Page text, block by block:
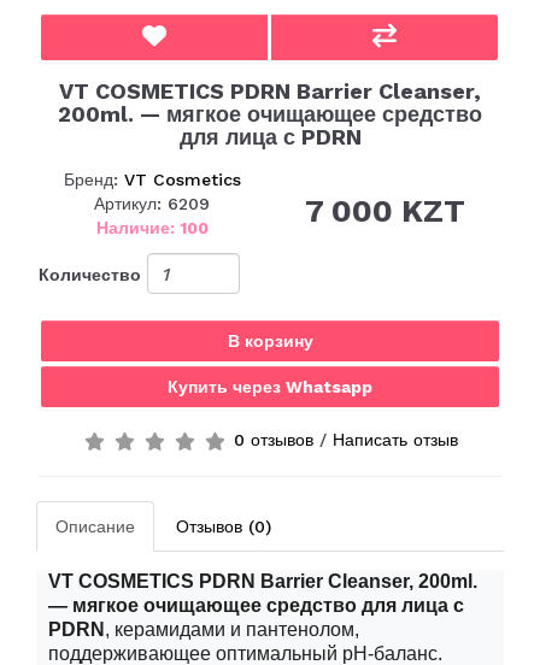
VT COSMETICS PDRN Barrier Cleanser,
200ml. — мягкое очищающее средство
для лица с PDRN
Бренд: VT Cosmetics
Артикул: 6209
Наличие: 100
7 000 KZT
Количество
В корзину
Купить через Whatsapp
0 отзывов/ Написать отзыв
Описание Отзывов (0)
VT COSMETICS PDRN Barrier Cleanser, 200ml .
— мягкое очищающее средство для лица с
PDRN , керамидами и пантенолом,
поддерживающее оптимальный pH-баланс.